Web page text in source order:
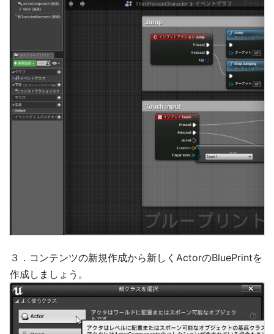
３．コンテンツの新規作成から新しくActorのBluePrintを
作成しましょう。